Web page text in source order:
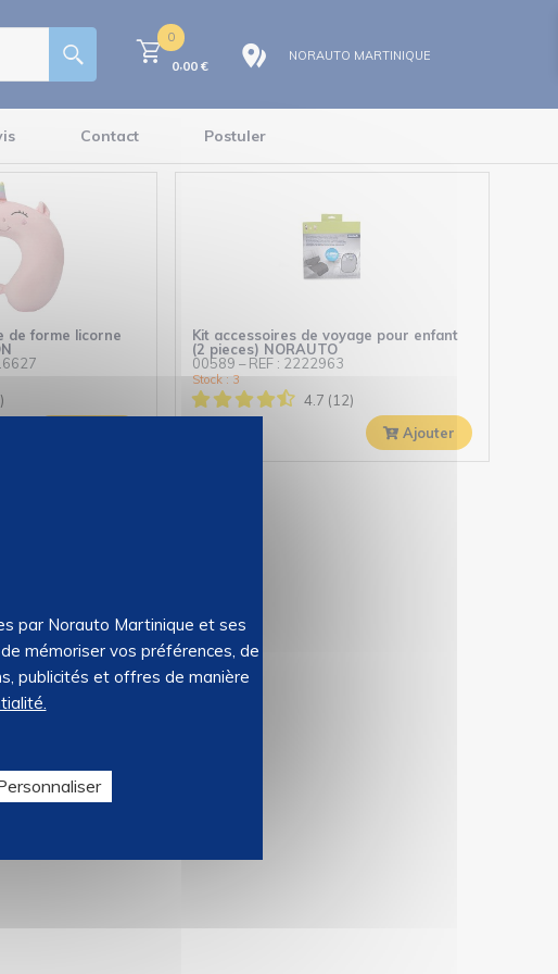
0
0,00 €
NORAUTO MARTINIQUE
Contact Postuler
de forme licorne
Kit accessoires de voyage pour enfant
(2 pieces) NORAUTO
00589 –REF : 2222963
Stock : 3
4.7 (12)
Ajouter
par Norauto Martinique et ses
mémoriser vos préférences, de
publicités et offres de manière